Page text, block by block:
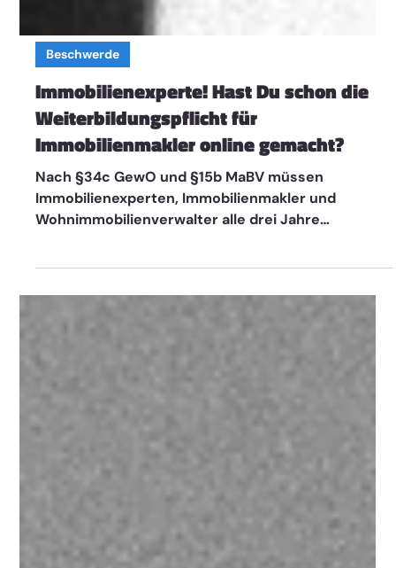
Immobilienexperte! Hast Du schon die
Weiterbildungspflicht für
Immobilienmakler online gemacht?
Immobilienexperten, Immobilienmakler und
Wohnimmobilienverwalter alle drei Jahre
Weiterbildungspflicht